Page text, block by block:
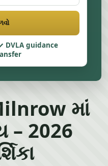
DVLA guidance
માં
– 2026